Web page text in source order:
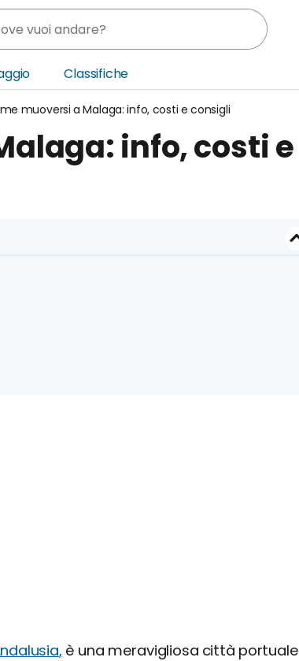
Centrale
Classifiche
muoversi a Malaga: info, costi e consigli
info, costi e
, è una meravigliosa città portuale